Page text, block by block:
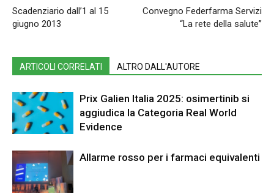
Scadenziario dall’1 al 15
giugno 2013
Convegno Federfarma Servizi
“La rete della salute”
ARTICOLI CORRELATI ALTRO DALL'AUTORE
Prix Galien Italia 2025: osimertinib si
aggiudica la Categoria Real World
Evidence
Allarme rosso per i farmaci equivalenti